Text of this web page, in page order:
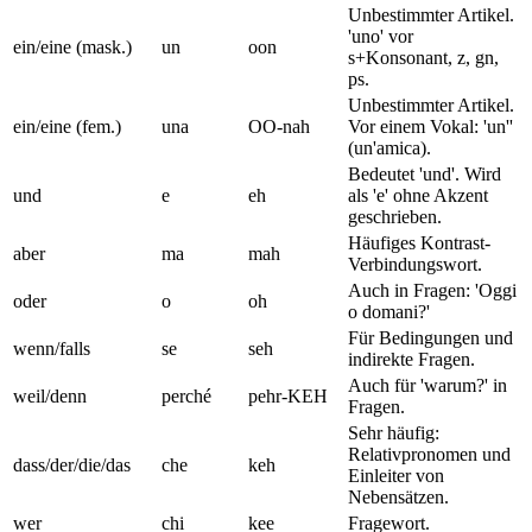
ein/eine (mask.) un oon
Unbestimmter Artikel.
'uno' vor
s+Konsonant, z, gn,
ps.
ein/eine (fem.) una OO-nah
Unbestimmter Artikel.
Vor einem Vokal: 'un''
(un'amica).
und e eh
Bedeutet 'und'. Wird
als 'e' ohne Akzent
geschrieben.
aber
ma mah
Häufiges Kontrast-
Verbindungswort.
oder
o oh
Auch in Fragen: 'Oggi
o domani?'
wenn/falls
se seh
Für Bedingungen und
indirekte Fragen.
weil/denn
perché pehr-KEH
Auch für 'warum?' in
Fragen.
dass/der/die/das che keh
Sehr häufig:
Relativpronomen und
Einleiter von
Nebensätzen.
wer
chi kee Fragewort.